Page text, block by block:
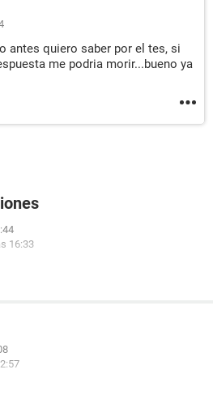
antes quiero saber por el tes, si
me podria morir...bueno ya
16:33